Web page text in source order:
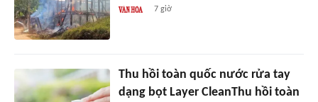
7 giờ
Thu hồi toàn quốc nước rửa tay
dạng bọt Layer CleanThu hồi toàn